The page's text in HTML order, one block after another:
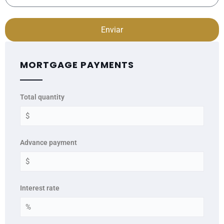
Enviar
MORTGAGE PAYMENTS
Total quantity
Advance payment
Interest rate